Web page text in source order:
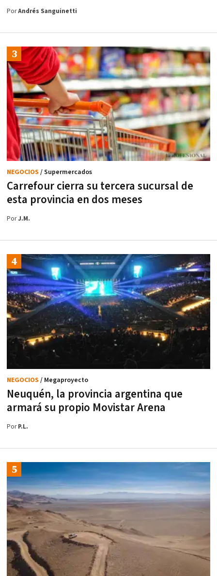
PorAndrés Sanguinetti
Carrefour cierra su tercera sucursal de
esta provincia en dos meses
NEGOCIOS / Supermercados
PorJ.M.
Neuquén, la provincia argentina que
armará su propio Movistar Arena
NEGOCIOS / Megaproyecto
PorP.L.